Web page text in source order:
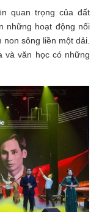
quan trọng của đất
những hoạt động nổi
non sông liền một dải.
và văn học có những